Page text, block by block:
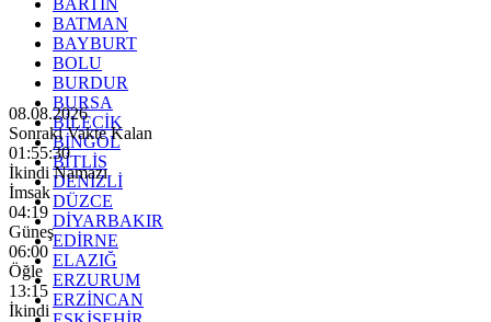
BARTIN
BATMAN
BAYBURT
BOLU
BURDUR
BURSA
BİLECİK
BİNGÖL
BİTLİS
DENİZLİ
DÜZCE
DİYARBAKIR
EDİRNE
ELAZIĞ
ERZURUM
ERZİNCAN
08.08.2026
Sonraki Vakte Kalan
01:55:28
İkindi Namazı
İmsak
04:19
Güneş
06:00
Öğle
13:15
İkindi